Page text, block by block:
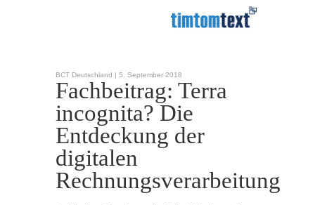
BCT Deutschland | 5. September 2018
Fachbeitrag: Terra
incognita? Die
Entdeckung der
digitalen
Rechnungsverarbeitung